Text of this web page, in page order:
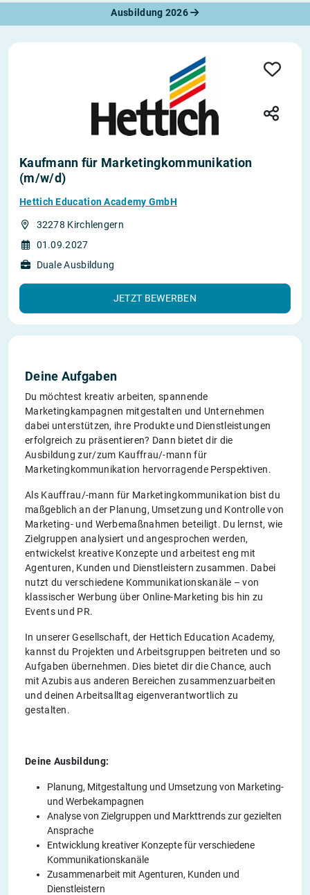
Ausbildung 2026
Kaufmann für Marketingkommunikation
(m/w/d)
Hettich Education Academy GmbH
32278 Kirchlengern
01.09.2027
Duale Ausbildung
JETZT BEWERBEN
Deine Aufgaben
Du möchtest kreativ arbeiten, spannende
Marketingkampagnen mitgestalten und Unternehmen
dabei unterstützen, ihre Produkte und Dienstleistungen
erfolgreich zu präsentieren? Dann bietet dir die
Ausbildung zur/zum Kauffrau/-mann für
Marketingkommunikation hervorragende Perspektiven.
Als Kauffrau/-mann für Marketingkommunikation bist du
maßgeblich an der Planung, Umsetzung und Kontrolle von
Marketing- und Werbemaßnahmen beteiligt. Du lernst, wie
Zielgruppen analysiert und angesprochen werden,
entwickelst kreative Konzepte und arbeitest eng mit
Agenturen, Kunden und Dienstleistern zusammen. Dabei
nutzt du verschiedene Kommunikationskanäle – von
klassischer Werbung über Online-Marketing bis hin zu
Events und PR.
In unserer Gesellschaft, der Hettich Education Academy,
kannst du Projekten und Arbeitsgruppen beitreten und so
Aufgaben übernehmen. Dies bietet dir die Chance, auch
mit Azubis aus anderen Bereichen zusammenzuarbeiten
und deinen Arbeitsalltag eigenverantwortlich zu
gestalten.
Deine Ausbildung:
Planung, Mitgestaltung und Umsetzung von Marketing-
und Werbekampagnen
Analyse von Zielgruppen und Markttrends zur gezielten
Ansprache
Entwicklung kreativer Konzepte für verschiedene
Kommunikationskanäle
Zusammenarbeit mit Agenturen, Kunden und
Dienstleistern